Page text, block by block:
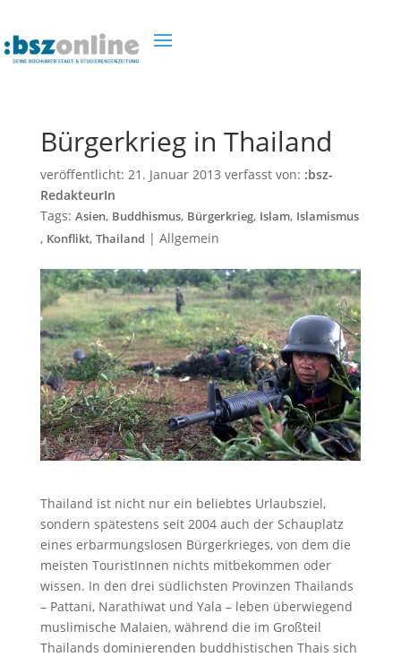
Bürgerkrieg in Thailand
veröffentlicht: 21. Januar 2013 verfasst von: :bsz-
RedakteurIn
Tags: Asien, Buddhismus, Bürgerkrieg, Islam, Islamismus
, Konflikt, Thailand | Allgemein
Thailand ist nicht nur ein beliebtes Urlaubsziel,
sondern spätestens seit 2004 auch der Schauplatz
eines erbarmungslosen Bürgerkrieges, von dem die
meisten TouristInnen nichts mitbekommen oder
wissen. In den drei südlichsten Provinzen Thailands
– Pattani, Narathiwat und Yala – leben überwiegend
muslimische Malaien, während die im Großteil
Thailands dominierenden buddhistischen Thais sich